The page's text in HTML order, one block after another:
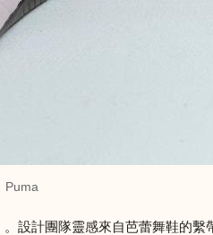
Puma
設計團隊靈感來自芭蕾舞鞋的